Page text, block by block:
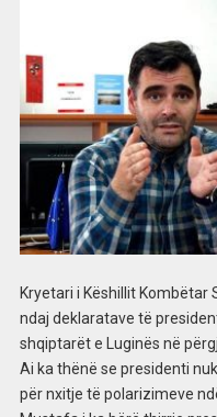
Kryetari i Këshillit
ndaj deklaratave të
shqiptarët e Luginës në
Ai ka thënë se presidenti
për nxitje të polarizimeve